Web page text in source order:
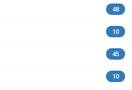
48
10
45
10